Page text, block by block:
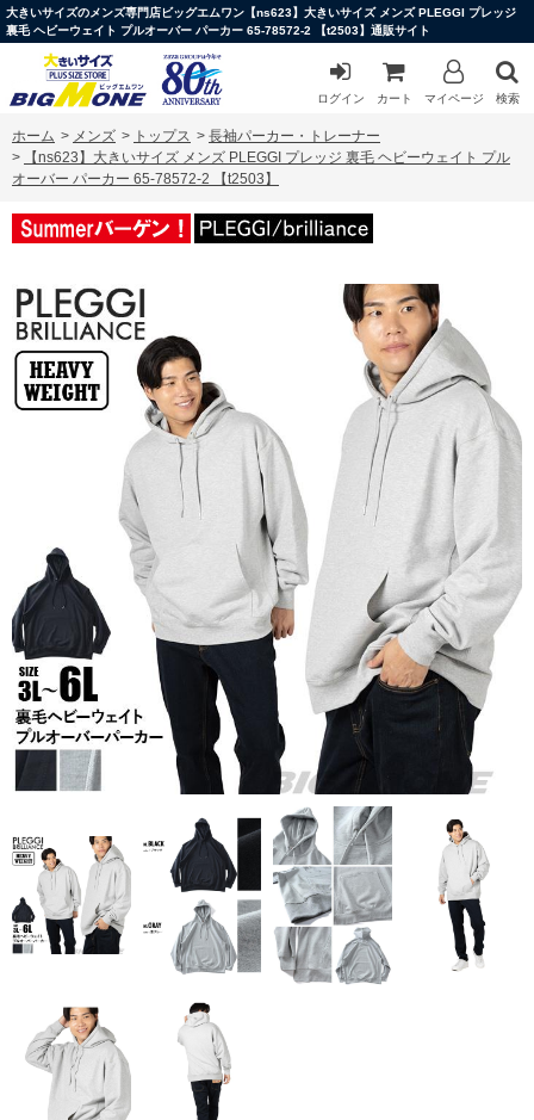
大きいサイズのメンズ専門店ビッグエムワン【ns623】大きいサイズ メンズ PLEGGI プレッジ
裏毛 ヘビーウェイト プルオーバー パーカー 65-78572-2 【t2503】通販サイト
ログイン カート マイページ 検索
ホーム > メンズ > トップス > 長袖パーカー・トレーナー
>
【ns623】大きいサイズ メンズ PLEGGI プレッジ 裏毛 ヘビーウェイト プル
オーバー パーカー 65-78572-2 【t2503】